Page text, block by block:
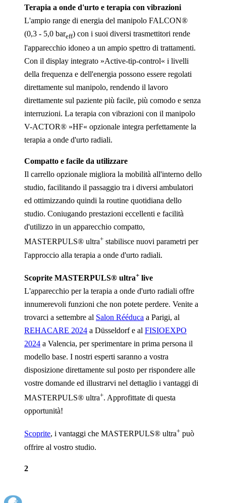
Terapia a onde d'urto e terapia con vibrazioni
L'ampio range di energia del manipolo FALCON®
(0,3 - 5,0 bareff) con i suoi diversi trasmettitori rende
l'apparecchio idoneo a un ampio spettro di trattamenti.
Con il display integrato »Active-tip-control« i livelli
della frequenza e dell'energia possono essere regolati
direttamente sul manipolo, rendendo il lavoro
direttamente sul paziente più facile, più comodo e senza
interruzioni. La terapia con vibrazioni con il manipolo
V-ACTOR® »HF« opzionale integra perfettamente la
terapia a onde d'urto radiali.
Compatto e facile da utilizzare
Il carrello opzionale migliora la mobilità all'interno dello
studio, facilitando il passaggio tra i diversi ambulatori
ed ottimizzando quindi la routine quotidiana dello
studio. Coniugando prestazioni eccellenti e facilità
d'utilizzo in un apparecchio compatto,
MASTERPULS® ultra+ stabilisce nuovi parametri per
l'approccio alla terapia a onde d'urto radiali.
Scoprite MASTERPULS® ultra+ live
L'apparecchio per la terapia a onde d'urto radiali offre
innumerevoli funzioni che non potete perdere. Venite a
trovarci a settembre al Salon Rééduca a Parigi, al
REHACARE 2024 a Düsseldorf e al FISIOEXPO
2024 a Valencia, per sperimentare in prima persona il
modello base. I nostri esperti saranno a vostra
disposizione direttamente sul posto per rispondere alle
vostre domande ed illustrarvi nel dettaglio i vantaggi di
MASTERPULS® ultra+. Approfittate di questa
opportunità!
Scoprite, i vantaggi che MASTERPULS® ultra+ può
offrire al vostro studio.
2